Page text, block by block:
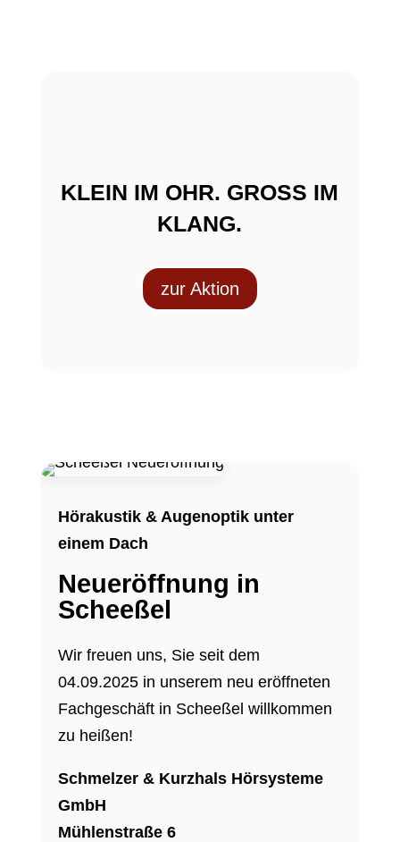
KLEIN IM OHR. GROSS IM
KLANG.
zur Aktion
Hörakustik & Augenoptik unter
einem Dach
Neueröffnung in
Scheeßel
Wir freuen uns, Sie seit dem
04.09.2025 in unserem neu eröffneten
Fachgeschäft in Scheeßel willkommen
zu heißen!
Schmelzer & Kurzhals Hörsysteme
GmbH
Mühlenstraße 6